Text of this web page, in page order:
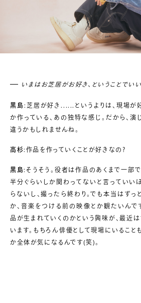
いまはお芝居がお好き、ということでい
黒島:芝居が好き......というよりは、現場が
か作っている、あの独特な感じ。だから、演
違うかもしれませんね。
高杉:作品を作っていくことが好きなの?
黒島:そうそう。役者は作品のあくまで一部で
半分ぐらいしか関わってないと言っていい
らないし、撮ったら終わり。でも本当はずっ
か、音楽をつける前の映像とか観たいんで
品が生まれていくのかという興味が、最近は
います。もちろん俳優として現場にいること
か全体が気になるんです(笑)。